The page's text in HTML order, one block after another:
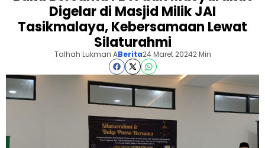
Digelar di Masjid Milik JAI
Tasikmalaya, Kebersamaan Lewat
Silaturahmi
Talhah Lukman ABerita24 Maret 20242 Min